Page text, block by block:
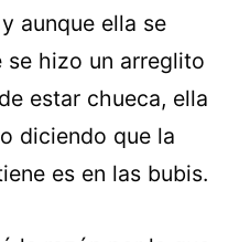
aunque ella se
se hizo un arreglito
estar chueca, ella
diciendo que la
es en las bubis.